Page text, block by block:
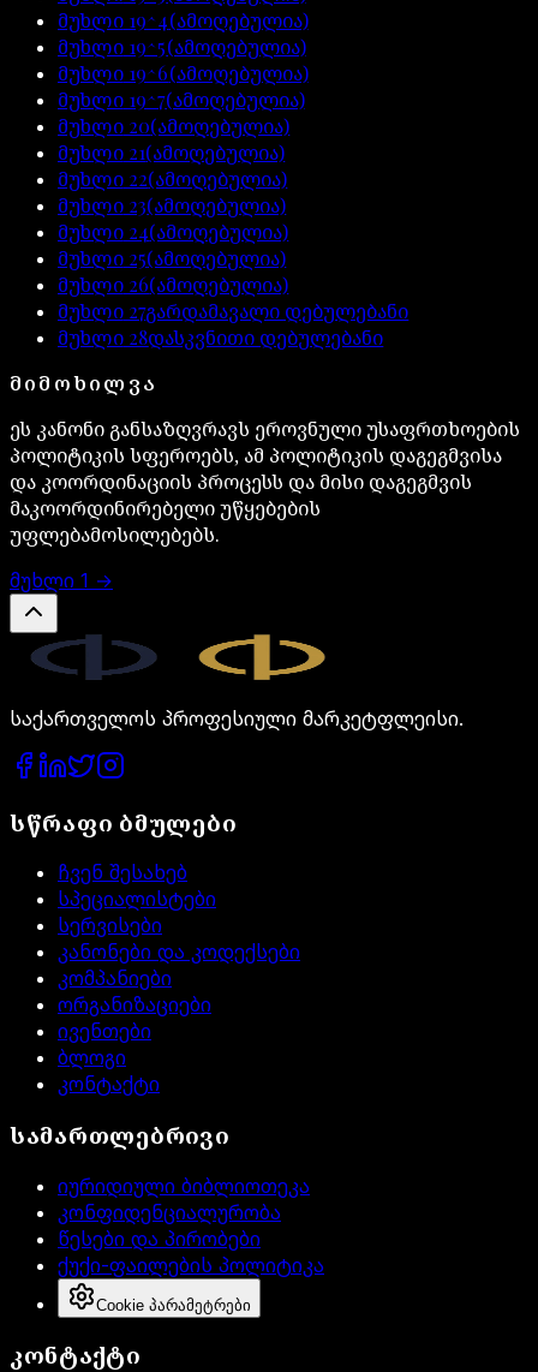
მუხლი 19^4(ამოღებულია)
მუხლი 19^5(ამოღებულია)
მუხლი 19^6(ამოღებულია)
მუხლი 19^7(ამოღებულია)
მუხლი 20(ამოღებულია)
მუხლი 21(ამოღებულია)
მუხლი 22(ამოღებულია)
მუხლი 23(ამოღებულია)
მუხლი 24(ამოღებულია)
მუხლი 25(ამოღებულია)
მუხლი 26(ამოღებულია)
მუხლი 27გარდამავალი დებულებანი
მუხლი 28დასკვნითი დებულებანი
ᲛᲘᲛᲝᲮᲘᲚᲕᲐ
ეს კანონი განსაზღვრავს ეროვნული უსაფრთხოების
პოლიტიკის სფეროებს, ამ პოლიტიკის დაგეგმვისა
და კოორდინაციის პროცესს და მისი დაგეგმვის
მაკოორდინირებელი უწყებების
უფლებამოსილებებს.
მუხლი 1 →
საქართველოს პროფესიული მარკეტფლეისი.
სწრაფი ბმულები
ჩვენ შესახებ
სპეციალისტები
სერვისები
კანონები და კოდექსები
კომპანიები
ორგანიზაციები
ივენთები
ბლოგი
კონტაქტი
სამართლებრივი
იურიდიული ბიბლიოთეკა
კონფიდენციალურობა
წესები და პირობები
ქუქი-ფაილების პოლიტიკა
Cookie პარამეტრები
კონტაქტი